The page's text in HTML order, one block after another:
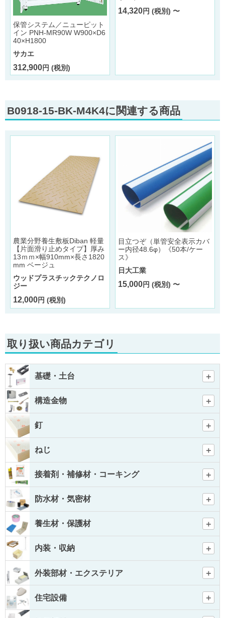
保管システム／ニューピット
イン PNH-MR90W W900×D6
40×H1800
サカエ
312,900円 (税別)
14,320円 (税別) 〜
B0918-15-BK-M4K4に関連する商品
農業分野養生敷板Diban 軽量
【片面滑り止めタイプ】厚み
13ｍｍ×幅910mm×長さ1820
mm ベージュ
ウッドプラスチックテクノロ
ジー
12,000円 (税別)
目立つぞ（単管安全表示カバ
ー内径48.6φ）《50本/ケー
ス》
日大工業
15,000円 (税別) 〜
取り扱い商品カテゴリ
基礎・土台
構造金物
釘
ねじ
接着剤・補修材・コーキング
防水材・気密材
養生材・保護材
内装・収納
外装部材・エクステリア
住宅設備